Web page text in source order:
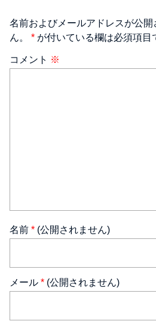
名前およびメールアドレスが公
ん。 * が付いている欄は必須項目
コメント ※
名前 * (公開されません)
メール * (公開されません)